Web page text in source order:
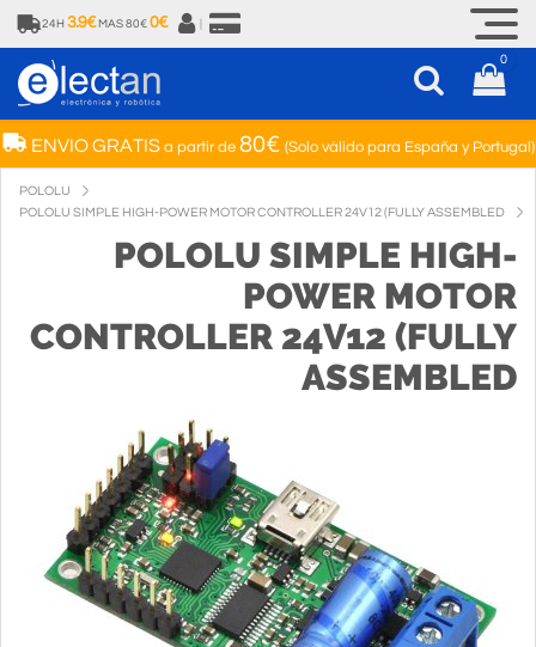
24H 3.9€ MAS 80€ 0€
0
ENVIO GRATISa partir de 80€ (Solo válido para España y Portugal)
POLOLU
POLOLU SIMPLE HIGH-POWER MOTOR CONTROLLER 24V12 (FULLY ASSEMBLED
POLOLU SIMPLE HIGH-
POWER MOTOR
CONTROLLER 24V12 (FULLY
ASSEMBLED